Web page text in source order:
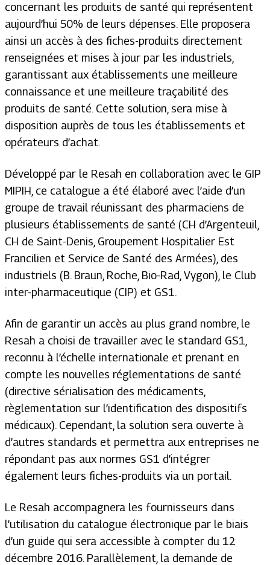
concernant les produits de santé qui représentent
aujourd’hui 50% de leurs dépenses. Elle proposera
ainsi un accès à des fiches-produits directement
renseignées et mises à jour par les industriels,
garantissant aux établissements une meilleure
connaissance et une meilleure traçabilité des
produits de santé. Cette solution, sera mise à
disposition auprès de tous les établissements et
opérateurs d’achat.
Développé par le Resah en collaboration avec le GIP
MIPIH, ce catalogue a été élaboré avec l’aide d’un
groupe de travail réunissant des pharmaciens de
plusieurs établissements de santé (CH d’Argenteuil,
CH de Saint-Denis, Groupement Hospitalier Est
Francilien et Service de Santé des Armées), des
industriels (B. Braun, Roche, Bio-Rad, Vygon), le Club
inter-pharmaceutique (CIP) et GS1.
Afin de garantir un accès au plus grand nombre, le
Resah a choisi de travailler avec le standard GS1,
reconnu à l’échelle internationale et prenant en
compte les nouvelles réglementations de santé
(directive sérialisation des médicaments,
règlementation sur l’identification des dispositifs
médicaux). Cependant, la solution sera ouverte à
d’autres standards et permettra aux entreprises ne
répondant pas aux normes GS1 d’intégrer
également leurs fiches-produits via un portail.
Le Resah accompagnera les fournisseurs dans
l’utilisation du catalogue électronique par le biais
d’un guide qui sera accessible à compter du 12
décembre 2016. Parallèlement, la demande de